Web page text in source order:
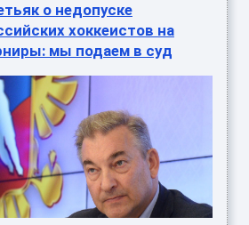
о недопуске
хоккеистов на
мы подаем в суд